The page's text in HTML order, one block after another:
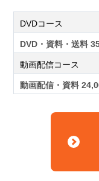
DVDコース
DVD・資料・送料
動画配信コース
動画配信・資料